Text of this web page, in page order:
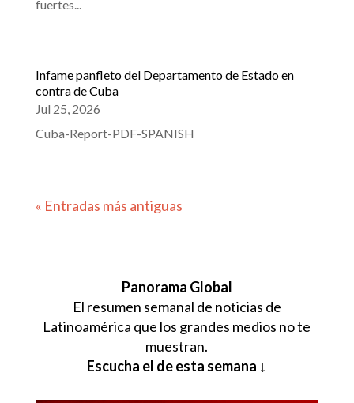
fuertes...
Infame panfleto del Departamento de Estado en
contra de Cuba
Jul 25, 2026
Cuba-Report-PDF-SPANISH
« Entradas más antiguas
Panorama Global
El resumen semanal de noticias de
Latinoamérica que los grandes medios no te
muestran.
Escucha el de esta semana ↓